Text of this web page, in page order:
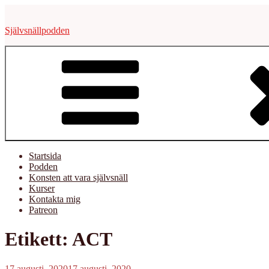
innehåll
Självsnällpodden
Startsida
Podden
Konsten att vara självsnäll
Kurser
Kontakta mig
Patreon
Etikett: ACT